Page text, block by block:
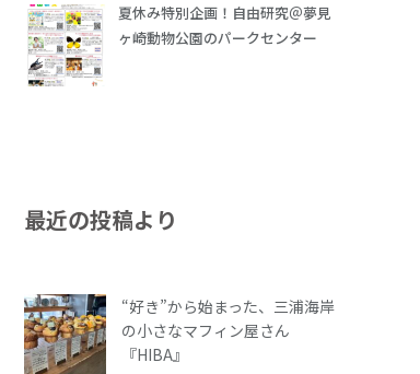
夏休み特別企画！自由研究＠夢見
ヶ崎動物公園のパークセンター
最近の投稿より
“好き”から始まった、三浦海岸
の小さなマフィン屋さん
『HIBA』